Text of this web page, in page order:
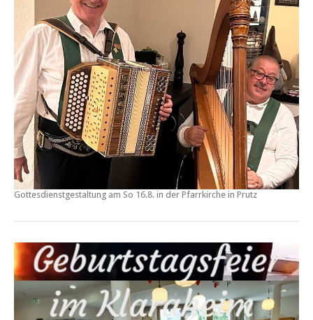
Gottesdienstgestaltung am So 16.8. in der Pfarrkirche in Prutz